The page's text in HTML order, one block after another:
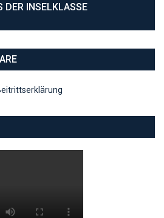
DER INSELKLASSE